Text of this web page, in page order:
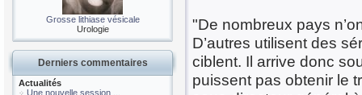
Grosse lithiase vésicale
Urologie
Derniers commentaires
Actualités
Une nouvelle session ...
"De nombreux pays
D’autres utilisent des
ciblent. Il arrive donc
puissent pas obtenir le